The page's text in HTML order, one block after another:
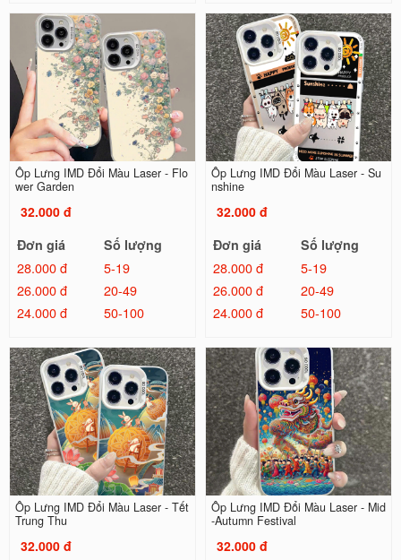
Ốp Lưng IMD Đổi Màu Laser - Flo
wer Garden
32.000 đ
Đơn giá
Số lượng
28.000 đ
5-19
26.000 đ
20-49
24.000 đ
50-100
Ốp Lưng IMD Đổi Màu Laser - Su
nshine
32.000 đ
Đơn giá
Số lượng
28.000 đ
5-19
26.000 đ
20-49
24.000 đ
50-100
Ốp Lưng IMD Đổi Màu Laser - Tết
Trung Thu
32.000 đ
Ốp Lưng IMD Đổi Màu Laser - Mid
-Autumn Festival
32.000 đ